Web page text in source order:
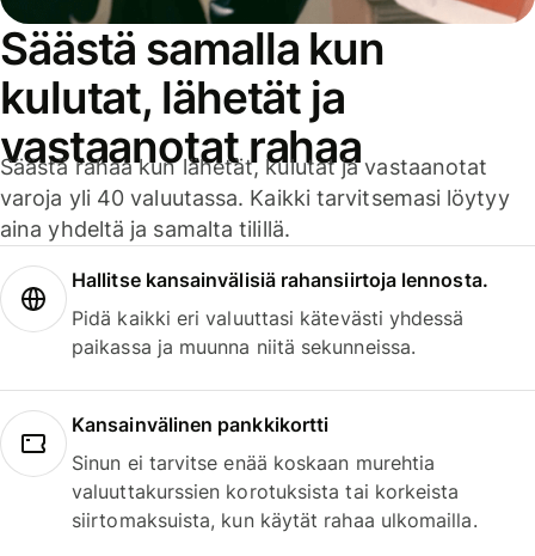
Säästä samalla kun
kulutat, lähetät ja
vastaanotat rahaa
Säästä rahaa kun lähetät, kulutat ja vastaanotat
varoja yli 40 valuutassa. Kaikki tarvitsemasi löytyy
aina yhdeltä ja samalta tilillä.
Hallitse kansainvälisiä rahansiirtoja lennosta.
Pidä kaikki eri valuuttasi kätevästi yhdessä
paikassa ja muunna niitä sekunneissa.
Kansainvälinen pankkikortti
Sinun ei tarvitse enää koskaan murehtia
valuuttakurssien korotuksista tai korkeista
siirtomaksuista, kun käytät rahaa ulkomailla.